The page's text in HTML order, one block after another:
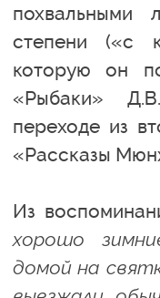
похвальными
степени («с
которую он
«Рыбаки»
переходе из
«Рассказы
Из
хорошо
домой на